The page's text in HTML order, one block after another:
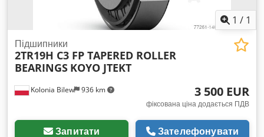
1 / 1
Kolonia Bilew 936 km
Підшипники
2TR19H C3 FP TAPERED ROLLER
BEARINGS KOYO JTEKT
3 500 EUR
фіксована ціна додається ПДВ
Запитати Зателефонувати